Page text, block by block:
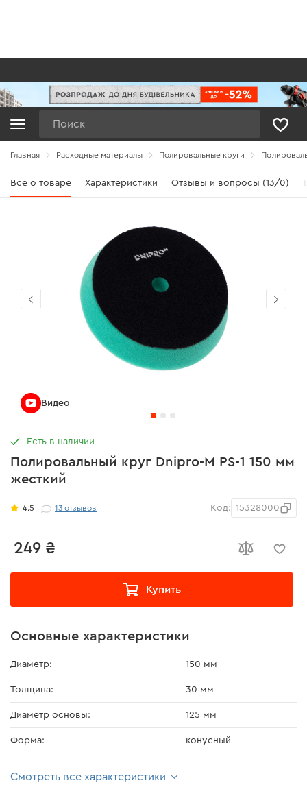
Главная Расходные материалы Полировальные круги
Все о товаре Характеристики Отзывы и вопросы (13/0)
Полировальный круг Dnipro-M PS-1 150 мм
жесткий
4.5 13отзывов Код: 15328000
249 ₴
Купить
Есть в наличии
Основные характеристики
Диаметр: 150 мм
Толщина: 30 мм
Диаметр основы: 125 мм
Форма: конусный
Смотреть все характеристики
Видео